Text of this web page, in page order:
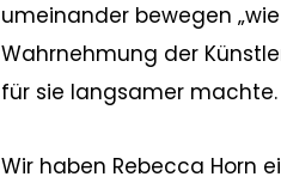
umeinander bewegen
Wahrnehmung der
für sie langsamer machte.
Wir haben Rebecca Horn